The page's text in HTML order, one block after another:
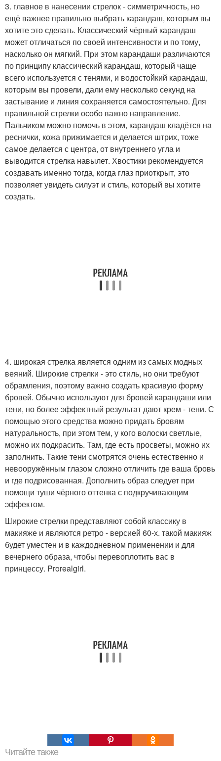
3. главное в нанесении стрелок - симметричность, но
ещё важнее правильно выбрать карандаш, которым вы
хотите это сделать. Классический чёрный карандаш
может отличаться по своей интенсивности и по тому,
насколько он мягкий. При этом карандаши различаются
по принципу классический карандаш, который чаще
всего используется с тенями, и водостойкий карандаш,
которым вы провели, дали ему несколько секунд на
застывание и линия сохраняется самостоятельно. Для
правильной стрелки особо важно направление.
Пальчиком можно помочь в этом, карандаш кладётся на
реснички, кожа прижимается и делается штрих, тоже
самое делается с центра, от внутреннего угла и
выводится стрелка навылет. Хвостики рекомендуется
создавать именно тогда, когда глаз приоткрыт, это
позволяет увидеть силуэт и стиль, который вы хотите
создать.
4. широкая стрелка является одним из самых модных
веяний. Широкие стрелки - это стиль, но они требуют
обрамления, поэтому важно создать красивую форму
бровей. Обычно используют для бровей карандаши или
тени, но более эффектный результат дают крем - тени. С
помощью этого средства можно придать бровям
натуральность, при этом тем, у кого волоски светлые,
можно их подкрасить. Там, где есть просветы, можно их
заполнить. Такие тени смотрятся очень естественно и
невооружённым глазом сложно отличить где ваша бровь
и где подрисованная. Дополнить образ следует при
помощи туши чёрного оттенка с подкручивающим
эффектом.
Широкие стрелки представляют собой классику в
макияже и являются ретро - версией 60-х. такой макияж
будет уместен и в каждодневном применении и для
вечернего образа, чтобы перевоплотить вас в
принцессу. Prorealgirl.
Читайте также